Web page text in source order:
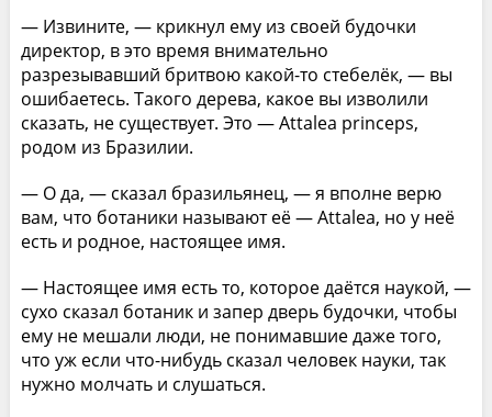
— Извините, — крикнул ему из своей будочки
директор, в это время внимательно
разрезывавший бритвою какой-то стебелёк, — вы
ошибаетесь. Такого дерева, какое вы изволили
сказать, не существует. Это — Attalea princeps,
родом из Бразилии.
— О да, — сказал бразильянец, — я вполне верю
вам, что ботаники называют её — Attalea, но у неё
есть и родное, настоящее имя.
— Настоящее имя есть то, которое даётся наукой, —
сухо сказал ботаник и запер дверь будочки, чтобы
ему не мешали люди, не понимавшие даже того,
что уж если что-нибудь сказал человек науки, так
нужно молчать и слушаться.